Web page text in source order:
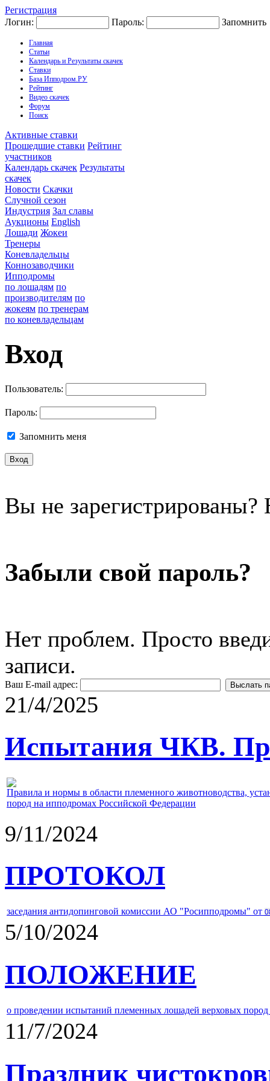
Регистрация
Логин:
Пароль: Запомнить
Главная
Статьи
Календарь и Результаты скачек
Ставки
База Ипподром.РУ
Рейтинг
Видео скачек
Форум
Поиск
Активные ставки
Прошедшие ставки Рейтинг
участников
Календарь скачек Результаты
скачек
Новости Скачки
Случной сезон
Индустрия Зал славы
Аукционы English
Лошади Жокеи
Тренеры
Коневладельцы
Коннозаводчики
Ипподромы
по лошадям по
производителям по
жокеям по тренерам
по коневладельцам
Вход
Пользователь:
Пароль:
Запомнить меня
Вы не
Забыли свой пароль?
Нет проблем. Просто
записи.
Ваш E-mail адрес:
21/4/2025
Испытания ЧКВ.
Правила и нормы в области племенного животноводства,
пород на ипподромах Российской Федерации
9/11/2024
ПРОТОКОЛ
заседания антидопинговой комиссии АО "Росипподромы" от
5/10/2024
ПОЛОЖЕНИЕ
о проведении испытаний племенных лошадей верховых
11/7/2024
Праздник